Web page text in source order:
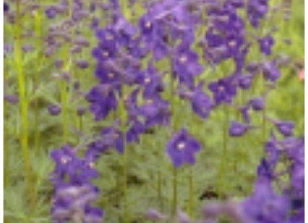
Ridderspoor
Delphinium 'Atlantis'